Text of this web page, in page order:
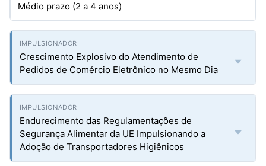
Médio prazo (2 a 4 anos)
Crescimento Explosivo do Atendimento de
Pedidos de Comércio Eletrônico no Mesmo Dia
Endurecimento das Regulamentações de
Segurança Alimentar da UE Impulsionando a
Adoção de Transportadores Higiênicos